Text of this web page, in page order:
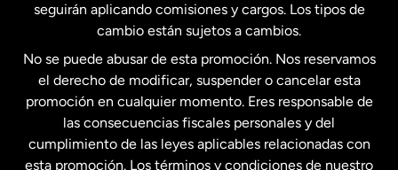
Estados Unidos Español
Francia
Malasia
seguirán aplicando comisiones y cargos. Los tipos de
cambio están sujetos a cambios.
No se puede abusar de esta promoción. Nos reservamos
el derecho de modificar, suspender o cancelar esta
promoción en cualquier momento. Eres responsable de
las consecuencias fiscales personales y del
cumplimiento de las leyes aplicables relacionadas con
esta promoción. Los términos y condiciones de nuestro